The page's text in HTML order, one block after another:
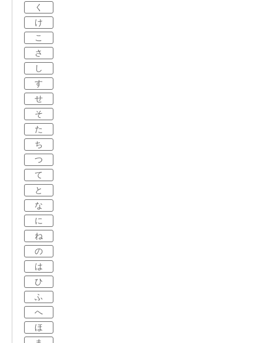
く
け
こ
さ
し
す
せ
そ
た
ち
つ
て
と
な
に
ね
の
は
ひ
ふ
へ
ほ